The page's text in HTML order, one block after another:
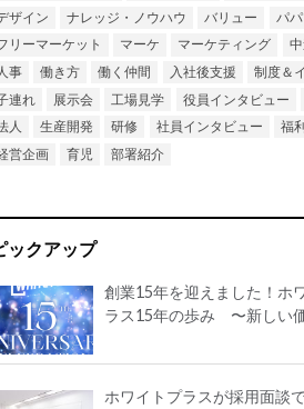
ザイン
ナレッジ・ノウハウ バリュー
パ
リーマーケット
マーケ マーケティング
事
働き方 働く仲間 入社後支援
制度＆
連れ
展示会 工場見学 役員インタビュー
人
生産開発 研修 社員インタビュー
福
営企画
育児 部署紹介
ックアップ
創業15年を迎えました！ホ
ラス15年の歩み 〜新しい
したい〜
ホワイトプラスが採用面談